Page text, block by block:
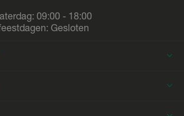
09:00 - 18:00
Gesloten